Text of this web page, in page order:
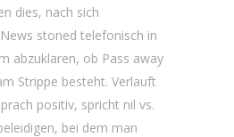
dies, nach sich
stoned telefonisch in
abzuklaren, ob Pass away
Strippe besteht. Verlauft
positiv, spricht nil vs.
bei dem man